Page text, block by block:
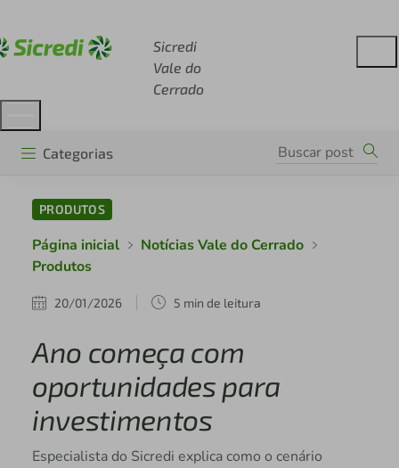
Sicredi
Vale do
Cerrado
Categorias
PRODUTOS
Página inicial
Notícias Vale do Cerrado
Produtos
20/01/2026 5 min de leitura
Ano começa com
oportunidades para
investimentos
Especialista do Sicredi explica como o cenário